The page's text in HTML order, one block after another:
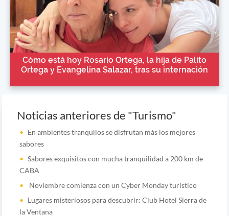
Cómo está hoy Rosario Ortega, la hija de Palito
Ortega y Evangelina Salazar, tras su internación
Noticias anteriores de "Turismo"
En ambientes tranquilos se disfrutan más los mejores
sabores
Sabores exquisitos con mucha tranquilidad a 200 km de
CABA
Noviembre comienza con un Cyber Monday turístico
Lugares misteriosos para descubrir: Club Hotel Sierra de
la Ventana